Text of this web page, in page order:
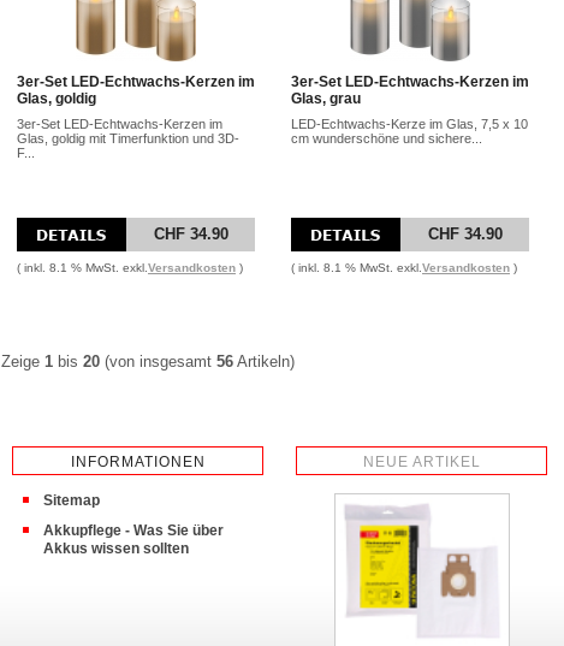
3er-Set LED-Echtwachs-Kerzen im
Glas, goldig
3er-Set LED-Echtwachs-Kerzen im
Glas, goldig mit Timerfunktion und 3D-
F...
CHF 34.90
( inkl. 8.1 % MwSt. exkl. Versandkosten )
3er-Set LED-Echtwachs-Kerzen im
Glas, grau
LED-Echtwachs-Kerze im Glas, 7,5 x 10
cm wunderschöne und sichere...
CHF 34.90
( inkl. 8.1 % MwSt. exkl. Versandkosten )
Zeige 1 bis 20 (von insgesamt 56 Artikeln)
INFORMATIONEN
Sitemap
Akkupflege - Was Sie über
Akkus wissen sollten
NEUE ARTIKEL